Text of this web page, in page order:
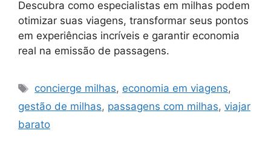
Descubra como especialistas em milhas podem
otimizar suas viagens, transformar seus pontos
em experiências incríveis e garantir economia
real na emissão de passagens.
Tags
concierge milhas, economia em viagens,
gestão de milhas, passagens com milhas, viajar
barato